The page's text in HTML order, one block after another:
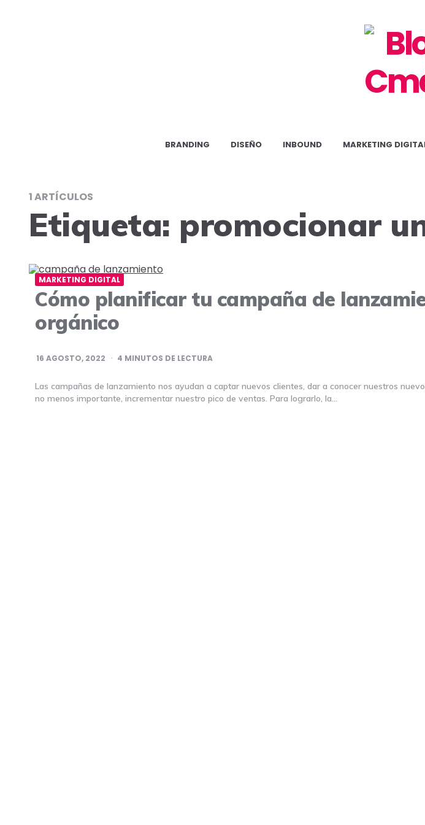
CmásD
BRANDING DISEÑO INBOUND MARKETING
1 ARTÍCULOS
Etiqueta: promocionar
MARKETING DIGITAL
Cómo planificar tu campaña de
orgánico
16 AGOSTO, 2022 4 MINUTOS DE LECTURA
Las campañas de lanzamiento nos ayudan a captar nuevos clientes, dar a conocer nuestros
no menos importante, incrementar nuestro pico de ventas. Para lograrlo, la…